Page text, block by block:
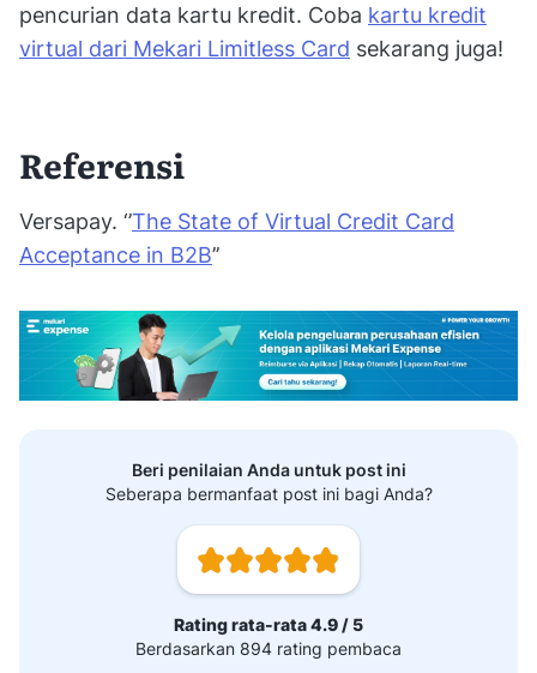
pencurian data kartu kredit. Coba kartu kredit
virtual dari Mekari Limitless Card sekarang juga!
Referensi
Versapay. ‘’The State of Virtual Credit Card
Acceptance in B2B’’
Beri penilaian Anda untuk post ini
Seberapa bermanfaat post ini bagi Anda?
Rating rata-rata 4.9 / 5
Berdasarkan 894 rating pembaca